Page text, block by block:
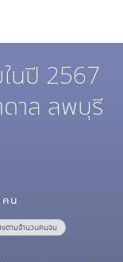
นปี 2567
ดาล ลพบุรี
คน
งตามจำนวนคนจน